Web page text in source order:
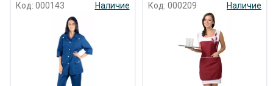
Код: 000143 Наличие Код: 000209 Наличие